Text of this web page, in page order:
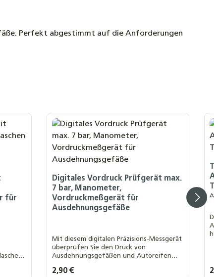
Perfekt abgestimmt auf die Anforderungen
für
Bei
Digitales Vordruck Prüfgerät max.
7 bar, Manometer,
Vordruckmeßgerät für
Ausdehnungsgefäße
Mit diesem digitalen Präzisions-Messgerät
überprüfen Sie den Druck von
Ausdehnungsgefäßen und Autoreifen
maximale Sicherheit und Effizienz in Ihrem
Regulärer Preis:
2,90 €
Die